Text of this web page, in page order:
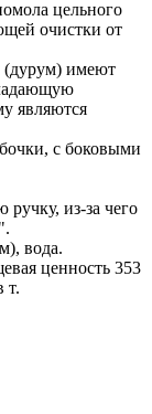
цельного
очистки от
(дурум) имеют
являются
с боковыми
из-за чего
вода.
ценность 353
т.